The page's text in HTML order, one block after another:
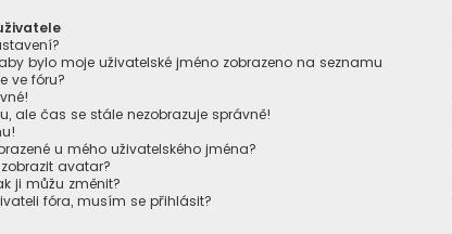
bylo moje uživatelské jméno zobrazeno na seznamu
ve fóru?
ale čas se stále nezobrazuje správně!
u mého uživatelského jména?
avatar?
ji můžu změnit?
fóra, musím se přihlásit?